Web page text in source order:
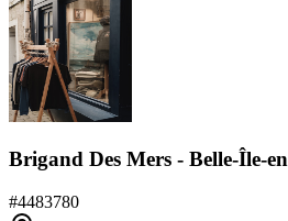
Brigand Des Mers - Belle-Île-
#4483780